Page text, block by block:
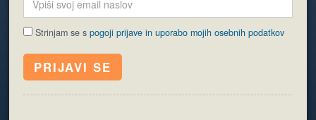
© EyeCatching. Vse pravice so pridržane.
ISSN 1581-2332
Politika piškotkov Varstvo osebnih podatkov
Strinjam se spogoji prijave in uporabo mojih osebnih podatkov